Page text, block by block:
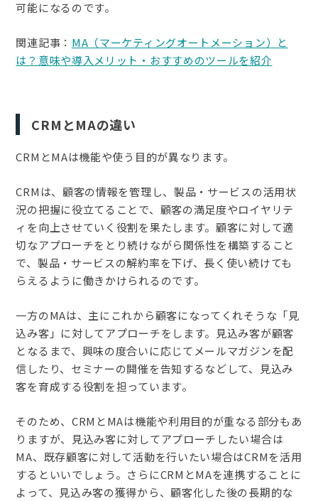
可能になるのです。
関連記事： MA（マーケティングオートメーション）と
は？意味や導入メリット・おすすめのツールを紹介
CRMとMAの違い
CRMとMAは機能や使う目的が異なります。
CRMは、顧客の情報を管理し、製品・サービスの活用状
況の把握に役立てることで、顧客の満足度やロイヤリテ
ィを向上させていく役割を果たします。顧客に対して適
切なアプローチをとり続けながら関係性を構築すること
で、製品・サービスの解約率を下げ、長く使い続けても
らえるように働きかけられるのです。
一方のMAは、主にこれから顧客になってくれそうな「見
込み客」に対してアプローチをします。見込み客が顧客
となるまで、興味の度合いに応じてメールマガジンを配
信したり、セミナーの開催を告知するなどして、見込み
客を育成する役割を担っています。
そのため、CRMとMAは機能や利用目的が重なる部分もあ
りますが、見込み客に対してアプローチしたい場合は
MA、既存顧客に対して活動を行いたい場合はCRMを活用
するといいでしょう。さらにCRMとMAを連携することに
よって、見込み客の獲得から、顧客化した後の長期的な